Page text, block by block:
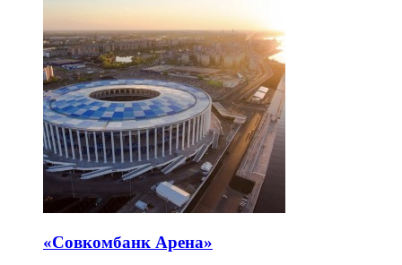
«Совкомбанк Арена⁠»